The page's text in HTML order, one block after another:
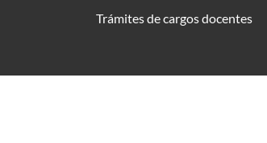
Trámites de cargos docentes